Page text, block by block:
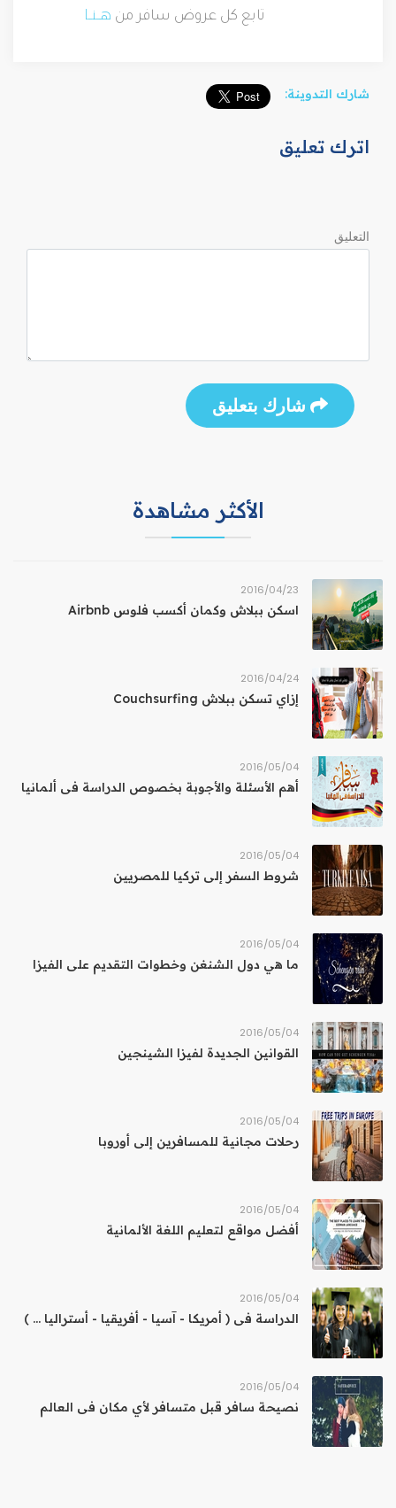
تابع كل عروض سافر من هـنـا
شارك التدوينة:
اترك تعليق
التعليق
شارك بتعليق
الأكثر مشاهدة
23‏/04‏/2016
اسكن ببلاش وكمان أكسب فلوس Airbnb
24‏/04‏/2016
إزاي تسكن ببلاش Couchsurfing
04‏/05‏/2016
أهم الأسئلة والأجوبة بخصوص الدراسة فى ألمانيا
04‏/05‏/2016
شروط السفر إلى تركيا للمصريين
04‏/05‏/2016
ما هي دول الشنغن وخطوات التقديم على الفيزا
04‏/05‏/2016
القوانين الجديدة لفيزا الشينجين
04‏/05‏/2016
رحلات مجانية للمسافرين إلى أوروبا
04‏/05‏/2016
أفضل مواقع لتعليم اللغة الألمانية
04‏/05‏/2016
الدراسة فى ( أمريكا - آسيا - أفريقيا - أستراليا ... )
04‏/05‏/2016
نصيحة سافر قبل متسافر لأي مكان فى العالم